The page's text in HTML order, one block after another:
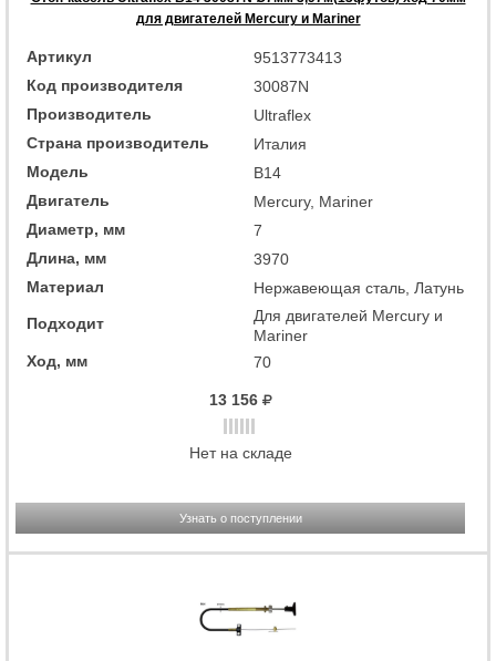
для двигателей Mercury и Mariner
Артикул
9513773413
Код производителя
30087N
Производитель
Ultraflex
Страна производитель
Италия
Модель
B14
Двигатель
Mercury, Mariner
Диаметр, мм
7
Длина, мм
3970
Материал
Нержавеющая сталь, Латунь
Подходит
Для двигателей Mercury и
Mariner
Ход, мм
70
13 156
Нет на складе
Узнать о поступлении